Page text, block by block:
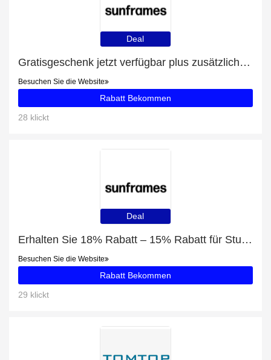
Deal
Gratisgeschenk jetzt verfügbar plus zusätzliche 75-Angebote
Besuchen Sie die Website
Rabatt Bekommen
28 klickt
Deal
Erhalten Sie 18% Rabatt – 15% Rabatt für Studenten und Pepe Jeans PJ7395 mit 34% Rabatt
Besuchen Sie die Website
Rabatt Bekommen
29 klickt